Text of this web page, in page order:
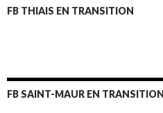
FB THIAIS EN TRANSITION
FB SAINT-MAUR EN TRANSITION